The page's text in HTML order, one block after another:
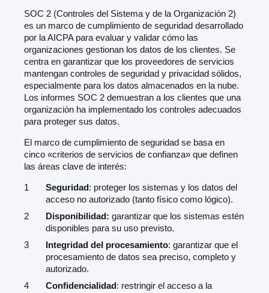
SOC 2 (Controles del Sistema y de la Organización 2)
es un marco de cumplimiento de seguridad desarrollado
por la AICPA para evaluar y validar cómo las
organizaciones gestionan los datos de los clientes. Se
centra en garantizar que los proveedores de servicios
mantengan controles de seguridad y privacidad sólidos,
especialmente para los datos almacenados en la nube.
Los informes SOC 2 demuestran a los clientes que una
organización ha implementado los controles adecuados
para proteger sus datos.
El marco de cumplimiento de seguridad se basa en
cinco «criterios de servicios de confianza» que definen
las áreas clave de interés:
Seguridad: proteger los sistemas y los datos del
acceso no autorizado (tanto físico como lógico).
Disponibilidad: garantizar que los sistemas estén
disponibles para su uso previsto.
Integridad del procesamiento: garantizar que el
procesamiento de datos sea preciso, completo y
autorizado.
Confidencialidad: restringir el acceso a la